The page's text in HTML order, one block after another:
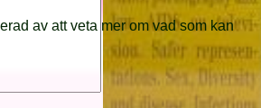
av att veta mer om vad som kan